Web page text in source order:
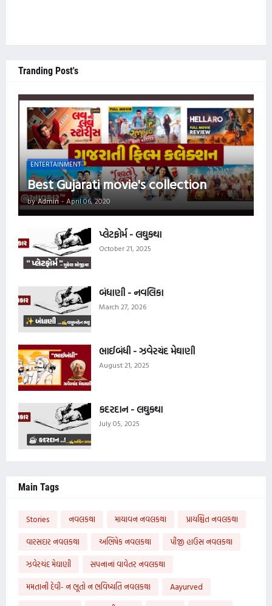
Tranding Post's
ENTERTAINMENT
Best Gujarati movie's collection
by Admin - April 06, 2020
પ્લેટફોર્મ - લઘુકથા
October 21, 2025
બંધાણી - નવલિકા
March 27, 2026
ભાઈબંધી - ઝવેરચંદ મેઘાણી
August 21, 2025
કદરદાન - લઘુકથા
July 05, 2025
Main Tags
Stories નવલકથા માયાવન નવલકથા
પ્રાયશ્ચિત નવલકથા
વારસદાર નવલકથા
અભિષેક નવલકથા
પીજી હાઉસ નવલકથા
ઝવેરચંદ મેઘાણી
સપનાનાં વાવેતર નવલકથા
મમતાની દેવી- ન ભૂતો ન ભવિષ્યતિ નવલકથા
Aayurved